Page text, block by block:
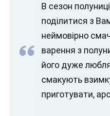
В сезон
поділитися з
неймовірно
варення з
його дуже
смакують
приготувати,